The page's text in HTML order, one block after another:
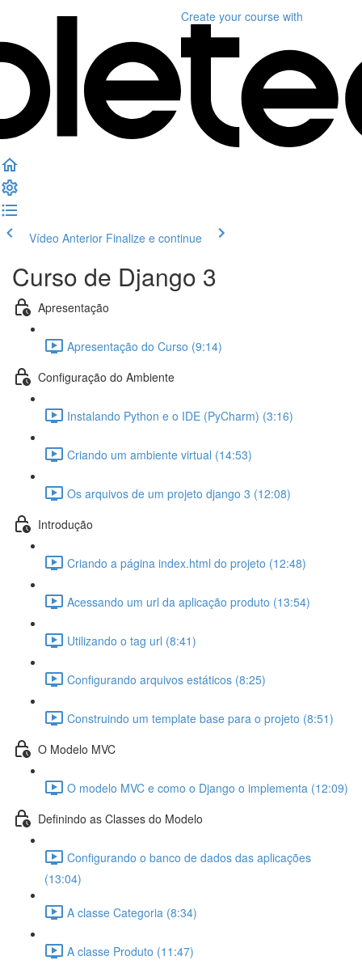
Create your course with
Vídeo Anterior Finalize e continue
Curso de Django 3
Apresentação
Apresentação do Curso (9:14)
Configuração do Ambiente
Instalando Python e o IDE (PyCharm) (3:16)
Criando um ambiente virtual (14:53)
Os arquivos de um projeto django 3 (12:08)
Introdução
Criando a página index.html do projeto (12:48)
Acessando um url da aplicação produto (13:54)
Utilizando o tag url (8:41)
Configurando arquivos estáticos (8:25)
Construindo um template base para o projeto (8:51)
O Modelo MVC
O modelo MVC e como o Django o implementa (12:09)
Definindo as Classes do Modelo
Configurando o banco de dados das aplicações
(13:04)
A classe Categoria (8:34)
A classe Produto (11:47)